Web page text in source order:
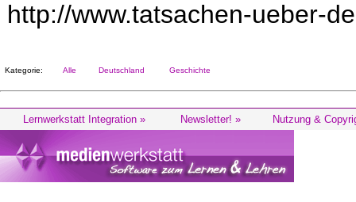
http://www.tatsachen-ueber-
Kategorie: Alle Deutschland Geschichte
Lernwerkstatt Integration » Newsletter! » Nutzung &